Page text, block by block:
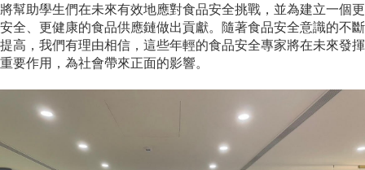
將幫助學生們在未來有效地應對食品安全挑戰，並為建立一個更
安全、更健康的食品供應鏈做出貢獻。隨著食品安全意識的不斷
提高，我們有理由相信，這些年輕的食品安全專家將在未來發揮
重要作用，為社會帶來正面的影響。